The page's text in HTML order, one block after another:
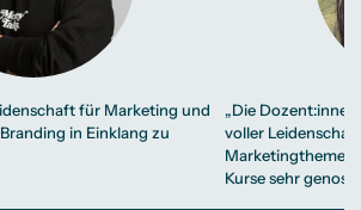
für Marketing und
in Einklang zu
„Die
voller
Marketingthemen
Kurse sehr